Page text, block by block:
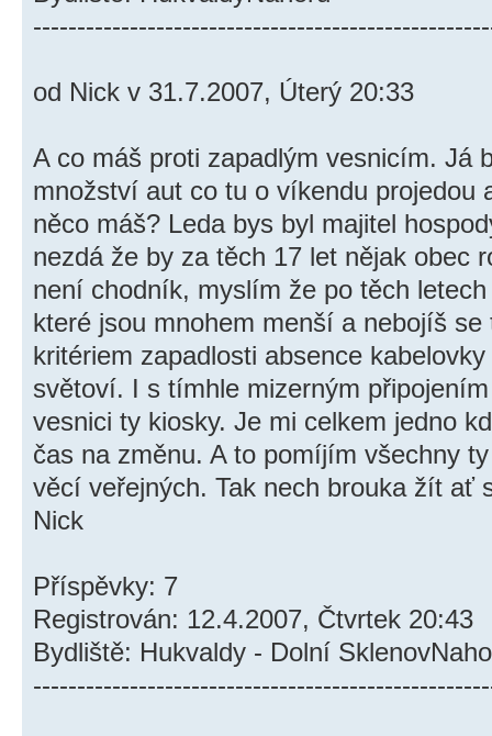
od Nick v 31.7.2007, Úterý 20:33
A co máš proti zapadlým vesnicím. Já
množství aut co tu o víkendu projedou
něco máš? Leda bys byl majitel
nezdá že by za těch 17 let nějak obec
není chodník, myslím že po těch
které jsou mnohem menší a nebojíš
kritériem zapadlosti absence
světoví. I s tímhle mizerným
vesnici ty kiosky. Je mi celkem jedno
čas na změnu. A to pomíjím všechny
věcí veřejných. Tak nech brouka žít ať
Nick
Příspěvky: 7
Registrován: 12.4.2007, Čtvrtek 20:43
Bydliště: Hukvaldy - Dolní